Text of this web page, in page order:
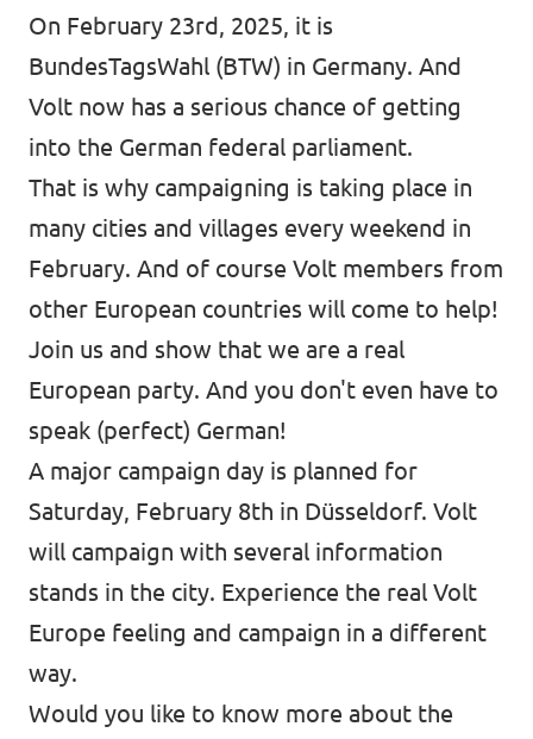
On February 23rd, 2025, it is
BundesTagsWahl (BTW) in Germany. And
Volt now has a serious chance of getting
into the German federal parliament.
That is why campaigning is taking place in
many cities and villages every weekend in
February. And of course Volt members from
other European countries will come to help!
Join us and show that we are a real
European party. And you don't even have to
speak (perfect) German!
A major campaign day is planned for
Saturday, February 8th in Düsseldorf. Volt
will campaign with several information
stands in the city. Experience the real Volt
Europe feeling and campaign in a different
way.
⁠Would you like to know more about the